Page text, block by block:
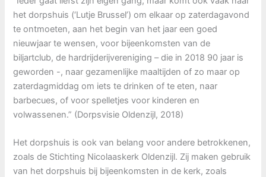
het dorpshuis (‘Lutje Brussel’) om elkaar op zaterdagavond
te ontmoeten, aan het begin van het jaar een goed
nieuwjaar te wensen, voor bijeenkomsten van de
biljartclub, de hardrijderijvereniging – die in 2018 90 jaar is
geworden -, naar gezamenlijke maaltijden of zo maar op
zaterdagmiddag om iets te drinken of te eten, naar
barbecues, of voor spelletjes voor kinderen en
volwassenen.” (Dorpsvisie Oldenzijl, 2018)
Het dorpshuis is ook van belang voor andere betrokkenen,
zoals de Stichting Nicolaaskerk Oldenzijl. Zij maken gebruik
van het dorpshuis bij bijeenkomsten in de kerk, zoals